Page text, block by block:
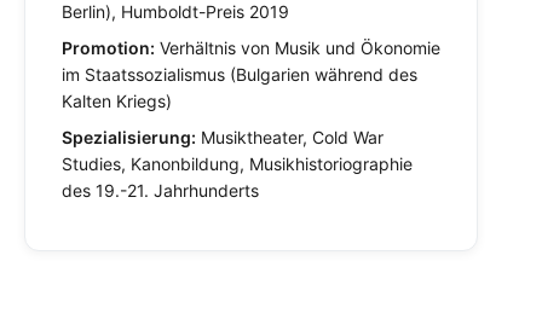
Berlin), Humboldt-Preis 2019
Promotion: Verhältnis von Musik und Ökonomie
im Staatssozialismus (Bulgarien während des
Kalten Kriegs)
Spezialisierung: Musiktheater, Cold War
Studies, Kanonbildung, Musikhistoriographie
des 19.-21. Jahrhunderts